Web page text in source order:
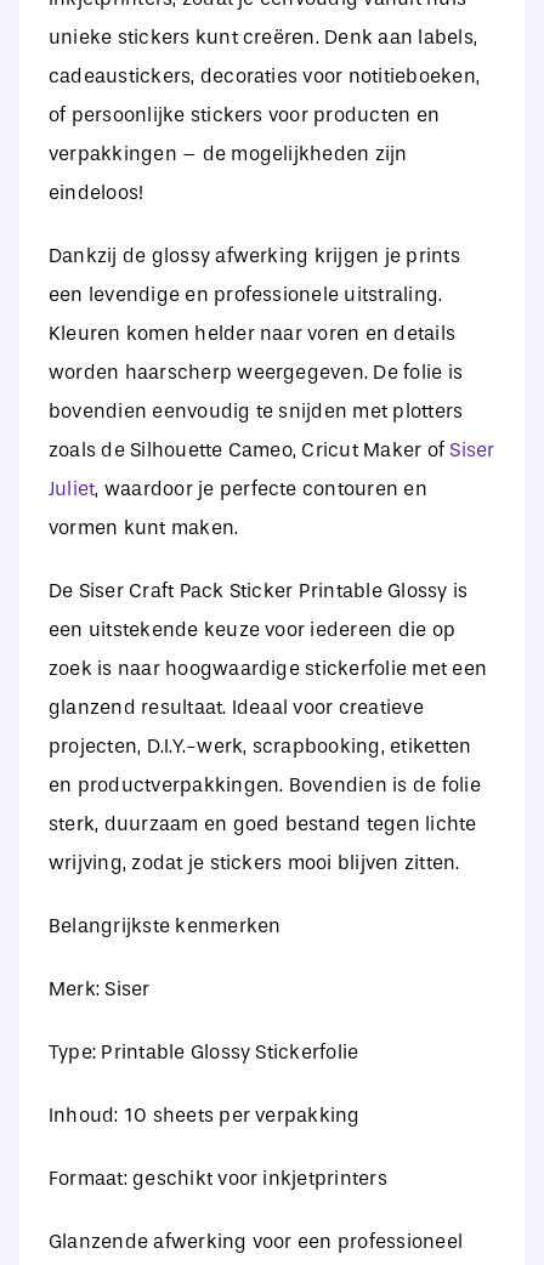
unieke stickers kunt creëren. Denk aan labels,
cadeaustickers, decoraties voor notitieboeken,
of persoonlijke stickers voor producten en
verpakkingen – de mogelijkheden zijn
eindeloos!
Dankzij de glossy afwerking krijgen je prints
een levendige en professionele uitstraling.
Kleuren komen helder naar voren en details
worden haarscherp weergegeven. De folie is
bovendien eenvoudig te snijden met plotters
zoals de Silhouette Cameo, Cricut Maker of Siser
Juliet, waardoor je perfecte contouren en
vormen kunt maken.
De Siser Craft Pack Sticker Printable Glossy is
een uitstekende keuze voor iedereen die op
zoek is naar hoogwaardige stickerfolie met een
glanzend resultaat. Ideaal voor creatieve
projecten, D.I.Y.-werk, scrapbooking, etiketten
en productverpakkingen. Bovendien is de folie
sterk, duurzaam en goed bestand tegen lichte
wrijving, zodat je stickers mooi blijven zitten.
Belangrijkste kenmerken
Merk: Siser
Type: Printable Glossy Stickerfolie
Inhoud: 10 sheets per verpakking
Formaat: geschikt voor inkjetprinters
Glanzende afwerking voor een professioneel